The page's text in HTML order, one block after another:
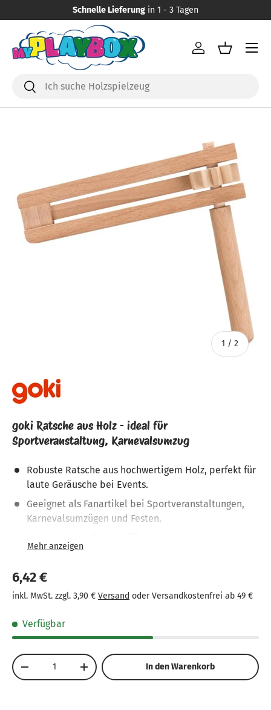
Direkt zum Inhalt
Schnelle Lieferung in 1 - 3 Tagen
Suchen
Suchen
Einloggen
Menü
1 / von
2
goki Ratsche aus Holz - ideal für
Sportveranstaltung, Karnevalsumzug
Robuste Ratsche aus hochwertigem Holz, perfekt für
laute Geräusche bei Events.
Geeignet als Fanartikel bei Sportveranstaltungen,
Karnevalsumzügen und Festen.
transportieren und zu bedienen.
Empfohlenes Alter: 14 Jahre und älter – für
eine mitreißende Atmosphäre.
6,42 €
inkl. MwSt. zzgl. 3,90 € Versand oder Versandkostenfrei ab 49 €
Verfügbar
Anzahl
-
+ In den Warenkorb